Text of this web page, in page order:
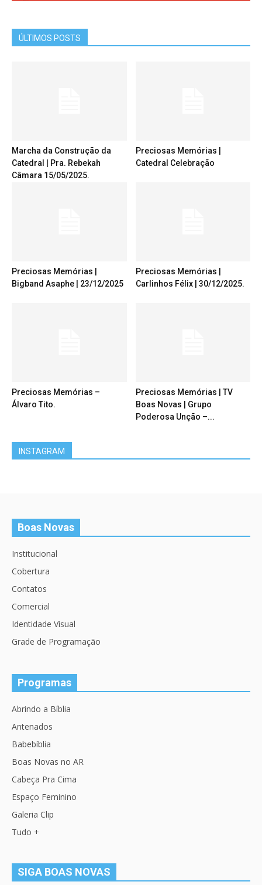
ÚLTIMOS POSTS
Marcha da Construção da
Catedral | Pra. Rebekah
Câmara 15/05/2025.
Preciosas Memórias |
Catedral Celebração
Preciosas Memórias |
Bigband Asaphe | 23/12/2025
Preciosas Memórias |
Carlinhos Félix | 30/12/2025.
Preciosas Memórias –
Álvaro Tito.
Preciosas Memórias | TV
Boas Novas | Grupo
Poderosa Unção –...
INSTAGRAM
Boas Novas
Institucional
Cobertura
Contatos
Comercial
Identidade Visual
Grade de Programação
Programas
Abrindo a Bíblia
Antenados
Babebíblia
Boas Novas no AR
Cabeça Pra Cima
Espaço Feminino
Galeria Clip
Tudo +
SIGA BOAS NOVAS